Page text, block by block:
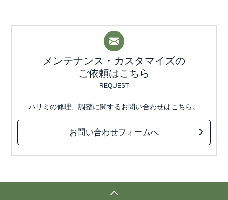
メンテナンス・カスタマイズの
ご依頼はこちら
REQUEST
ハサミの修理、調整に関するお問い合わせはこちら。
お問い合わせフォームへ